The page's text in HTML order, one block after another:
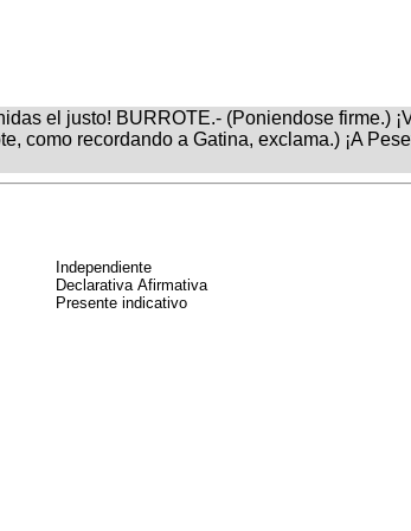
el justo! BURROTE.- (Poniendose firme.)
como recordando a Gatina, exclama.) ¡A
Independiente
Declarativa Afirmativa
Presente indicativo